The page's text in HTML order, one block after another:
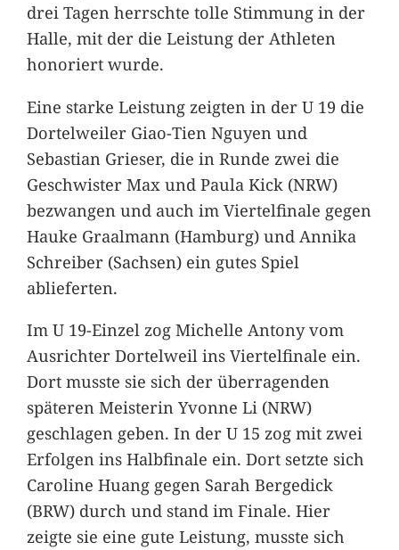
drei Tagen herrschte tolle Stimmung in der
Halle, mit der die Leistung der Athleten
honoriert wurde.
Eine starke Leistung zeigten in der U 19 die
Dortelweiler Giao-Tien Nguyen und
Sebastian Grieser, die in Runde zwei die
Geschwister Max und Paula Kick (NRW)
bezwangen und auch im Viertelfinale gegen
Hauke Graalmann (Hamburg) und Annika
Schreiber (Sachsen) ein gutes Spiel
ablieferten.
Im U 19-Einzel zog Michelle Antony vom
Ausrichter Dortelweil ins Viertelfinale ein.
Dort musste sie sich der überragenden
späteren Meisterin Yvonne Li (NRW)
geschlagen geben. In der U 15 zog mit zwei
Erfolgen ins Halbfinale ein. Dort setzte sich
Caroline Huang gegen Sarah Bergedick
(BRW) durch und stand im Finale. Hier
zeigte sie eine gute Leistung, musste sich